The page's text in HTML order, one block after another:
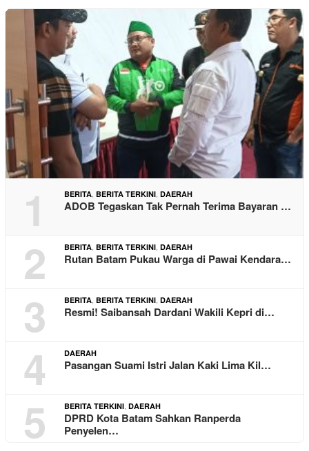
1 BERITA BERITA TERKINI DAERAH
ADOB Tegaskan Tak Pernah Terima Bayaran …
2 BERITA BERITA TERKINI DAERAH
Rutan Batam Pukau Warga di Pawai Kendara…
3 BERITA BERITA TERKINI DAERAH
Resmi! Saibansah Dardani Wakili Kepri di…
4 DAERAH
Pasangan Suami Istri Jalan Kaki Lima Kil…
5 BERITA TERKINI DAERAH
DPRD Kota Batam Sahkan Ranperda
Penyelen…